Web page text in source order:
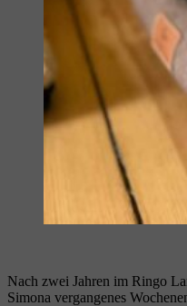
Nach zwei Jahren im Ringo
Simona vergangenes